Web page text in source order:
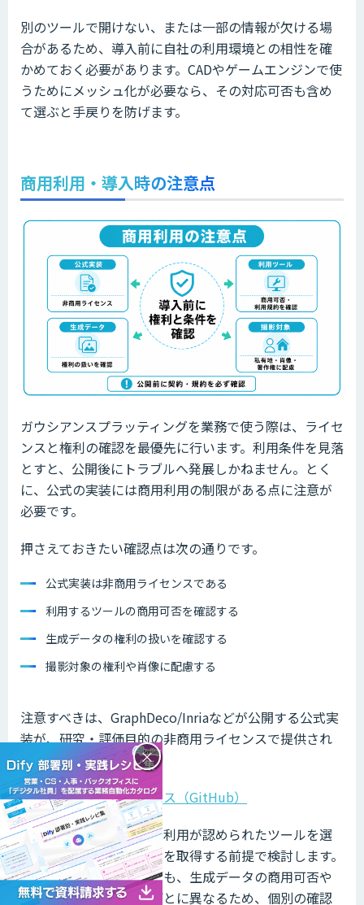
別のツールで開けない、または一部の情報が欠ける場
合があるため、導入前に自社の利用環境との相性を確
かめておく必要があります。CADやゲームエンジンで使
うためにメッシュ化が必要なら、その対応可否も含め
て選ぶと手戻りを防げます。
商用利用・導入時の注意点
ガウシアンスプラッティングを業務で使う際は、ライセ
ンスと権利の確認を最優先に行います。利用条件を見落
とすと、公開後にトラブルへ発展しかねません。とく
に、公式の実装には商用利用の制限がある点に注意が
必要です。
押さえておきたい確認点は次の通りです。
公式実装は非商用ライセンスである
利用するツールの商用可否を確認する
生成データの権利の扱いを確認する
撮影対象の権利や肖像に配慮する
注意すべきは、GraphDeco/Inriaなどが公開する公式実
装が、研究・評価目的の非商用ライセンスで提供され
ている点です。
参照：公式実装ライセンス（GitHub）
商用で使う場合は、商用利用が認められたツールを選
ぶか、必要なライセンスを取得する前提で検討します。
クラウド型のサービスでも、生成データの商用可否や
権利の帰属は利用規約ごとに異なるため、個別の確認
×